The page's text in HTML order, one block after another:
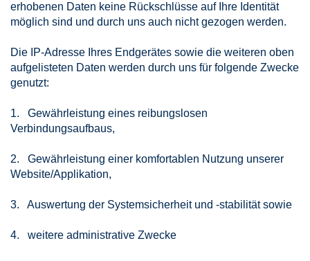
erhobenen Daten keine Rückschlüsse auf Ihre Identität
möglich sind und durch uns auch nicht gezogen werden.
Die IP-Adresse Ihres Endgerätes sowie die weiteren oben
aufgelisteten Daten werden durch uns für folgende Zwecke
genutzt:
1. Gewährleistung eines reibungslosen
Verbindungsaufbaus,
2. Gewährleistung einer komfortablen Nutzung unserer
Website/Applikation,
3. Auswertung der Systemsicherheit und -stabilität sowie
4. weitere administrative Zwecke